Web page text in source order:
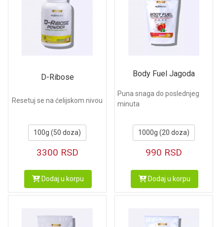
D-Ribose
Resetuj se na ćelijskom nivou
100g (50 doza)
3300 RSD
Dodaj u korpu
Body Fuel Jagoda
Puna snaga do poslednjeg
minuta
1000g (20 doza)
990 RSD
Dodaj u korpu